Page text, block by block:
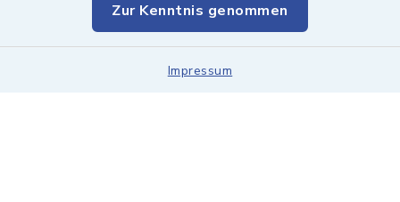
Zur Kenntnis genommen
Impressum
Sitemap
Leitweg-ID & Rechnungsadressen